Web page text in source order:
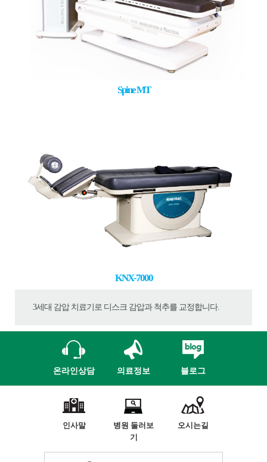
Spine MT
KNX-7000
3세대 감압 치료기로 디스크 감압과 척추를 교정합니다.
온라인상담 의료정보 블로그
인사말
병원 둘러보
기
오시는길